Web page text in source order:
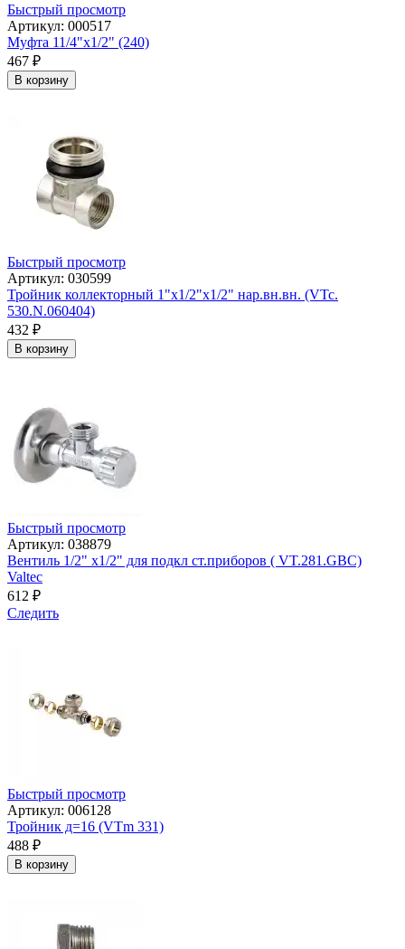
Быстрый просмотр
Артикул: 000517
Муфта 11/4"х1/2" (240)
467 ₽
В корзину
Быстрый просмотр
Артикул: 030599
Тройник коллекторный 1"х1/2"х1/2" нар.вн.вн. (VTc.
530.N.060404)
432 ₽
В корзину
Быстрый просмотр
Артикул: 038879
Вентиль 1/2" х1/2" для подкл ст.приборов ( VT.281.GBC)
Valtec
612 ₽
Следить
Быстрый просмотр
Артикул: 006128
Тройник д=16 (VTm 331)
488 ₽
В корзину